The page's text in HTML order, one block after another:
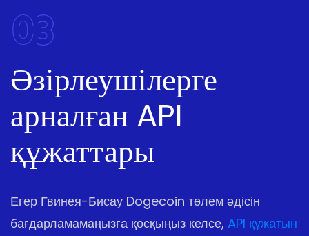
03
Әзірлеушілерге
арналған API
құжаттары
Егер Гвинея-Бисау Dogecoin төлем әдісін
бағдарламамаңызға қосқыңыз келсе, API құжатын